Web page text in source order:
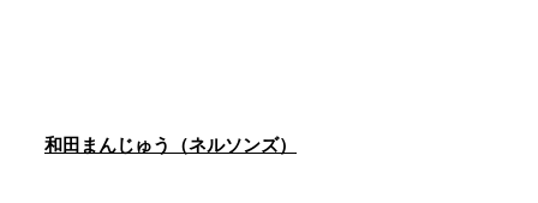
和田まんじゅう（ネルソンズ）